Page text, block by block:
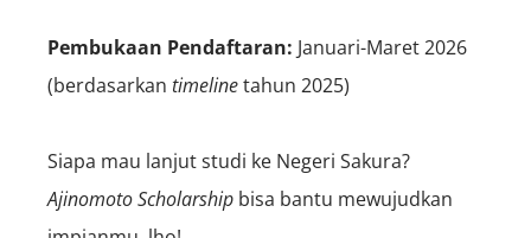
Pembukaan Pendaftaran: Januari-Maret2026
(berdasarkan timelinetahun 2025)
Siapa mau lanjut studi ke Negeri Sakura?
Ajinomoto Scholarship bisa bantu mewujudkan